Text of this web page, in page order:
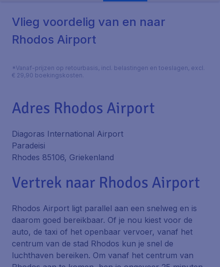
Vlieg voordelig van en naar
Rhodos Airport
*Vanaf-prijzen op retourbasis, incl. belastingen en toeslagen, excl.
€ 29,90 boekingskosten.
Adres Rhodos Airport
Diagoras International Airport
Paradeisi
Rhodes 85106, Griekenland
Vertrek naar Rhodos Airport
Rhodos Airport ligt parallel aan een snelweg en is
daarom goed bereikbaar. Of je nou kiest voor de
auto, de taxi of het openbaar vervoer, vanaf het
centrum van de stad Rhodos kun je snel de
luchthaven bereiken. Om vanaf het centrum van